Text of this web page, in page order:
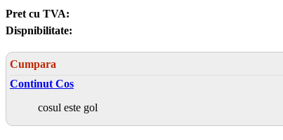
Pret cu TVA:
Dispnibilitate:
Cumpara
Continut Cos
cosul este gol